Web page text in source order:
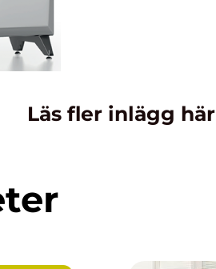
Läs fler inlägg här